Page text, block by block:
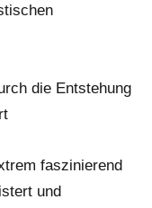
die Entstehung
faszinierend
und